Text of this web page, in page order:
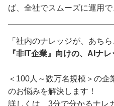
ば、全社でスムーズに運用で
「社内のナレッジが、あち
『非IT企業』向けの、AIナ
＜100人～数万名規模＞の
のお悩みを解決します！
詳しくは、3分で分かるナレ